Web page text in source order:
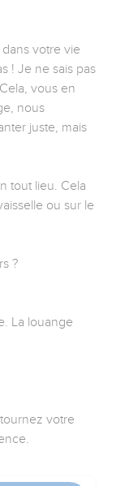
votre vie
! Je ne sais pas
vous en
nous
juste, mais
tout lieu. Cela
ou sur le
?
La louange
votre